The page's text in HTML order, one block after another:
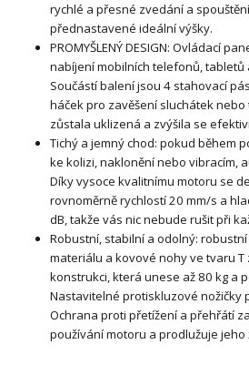
rychlé a přesné zvedání a
přednastavené ideální výšky.
PROMYŠLENÝ DESIGN: Ovládací
nabíjení mobilních telefonů, tabletů
Součástí balení jsou 4 stahovací
háček pro zavěšení sluchátek
zůstala uklizená a zvýšila se
Tichý a jemný chod: pokud během
ke kolizi, naklonění nebo vibracím,
Díky vysoce kvalitnímu motoru se
rovnoměrně rychlostí 20 mm/s a
dB, takže vás nic nebude rušit při
Robustní, stabilní a odolný:
materiálu a kovové nohy ve tvaru
konstrukci, která unese až 80 kg a
Nastavitelné protiskluzové nožičky
Ochrana proti přetížení a přehřátí
používání motoru a prodlužuje jeho